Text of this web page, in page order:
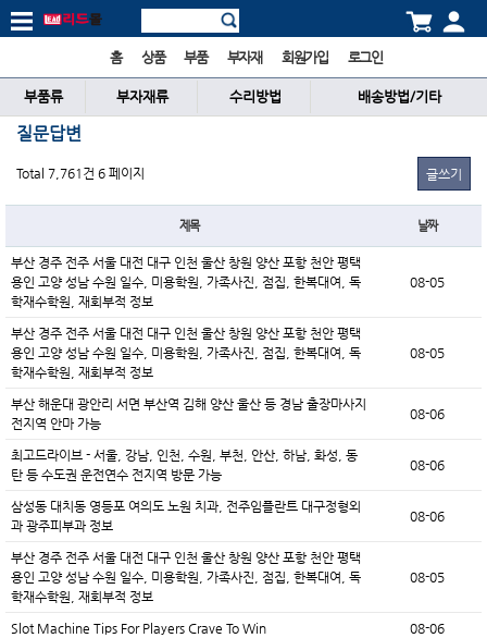
홈 상품 부품 부자재 회원가입 로그인
부품류 부자재류 수리방법 배송방법/기타
질문답변
Total 7,761건 6 페이지 글쓰기
제목 날짜
부산 경주 전주 서울 대전 대구 인천 울산 창원 양산 포항 천안 평택
용인 고양 성남 수원 일수, 미용학원, 가족사진, 점집, 한복대여, 독
학재수학원, 재회부적 정보
08-05
부산 경주 전주 서울 대전 대구 인천 울산 창원 양산 포항 천안 평택
용인 고양 성남 수원 일수, 미용학원, 가족사진, 점집, 한복대여, 독
학재수학원, 재회부적 정보
08-05
부산 해운대 광안리 서면 부산역 김해 양산 울산 등 경남 출장마사지
전지역 안마 가능
08-06
최고드라이브 - 서울, 강남, 인천, 수원, 부천, 안산, 하남, 화성, 동
탄 등 수도권 운전연수 전지역 방문 가능
08-06
삼성동 대치동 영등포 여의도 노원 치과, 전주임플란트 대구정형외
과 광주피부과 정보
08-06
부산 경주 전주 서울 대전 대구 인천 울산 창원 양산 포항 천안 평택
용인 고양 성남 수원 일수, 미용학원, 가족사진, 점집, 한복대여, 독
학재수학원, 재회부적 정보
08-05
Slot Machine Tips For Players Crave To Win 08-06